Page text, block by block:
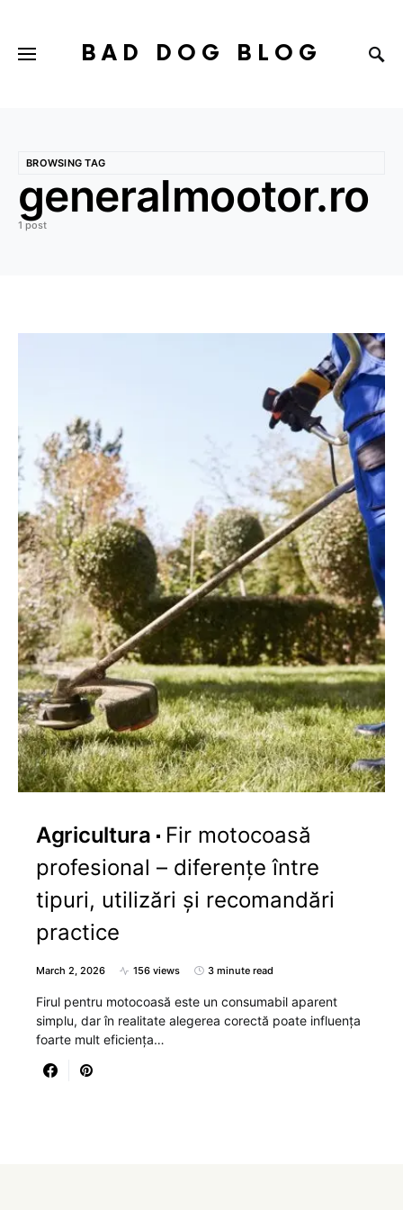
BAD DOG BLOG
BROWSING TAG
generalmootor.ro
1 post
Agricultura
Fir motocoasă
profesional – diferențe între
tipuri, utilizări și recomandări
practice
March 2, 2026 156 views 3 minute read
Firul pentru motocoasă este un consumabil aparent
simplu, dar în realitate alegerea corectă poate influența
foarte mult eficiența…